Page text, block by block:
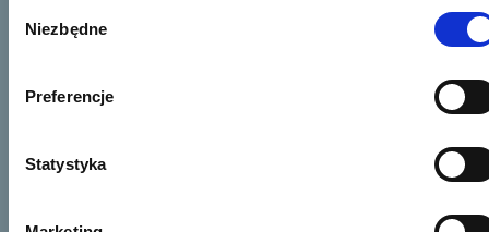
zgody
Niezbędne
Preferencje
Statystyka